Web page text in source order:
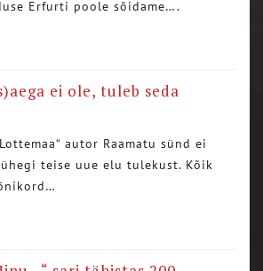
Erfurti poole sõidame….
ei ole, tuleb seda
autor Raamatu sünd ei
teise uue elu tulekust. Kõik